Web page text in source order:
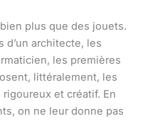
plus que des jouets.
d’un architecte, les
les premières
littéralement, les
et créatif. En
on ne leur donne pas